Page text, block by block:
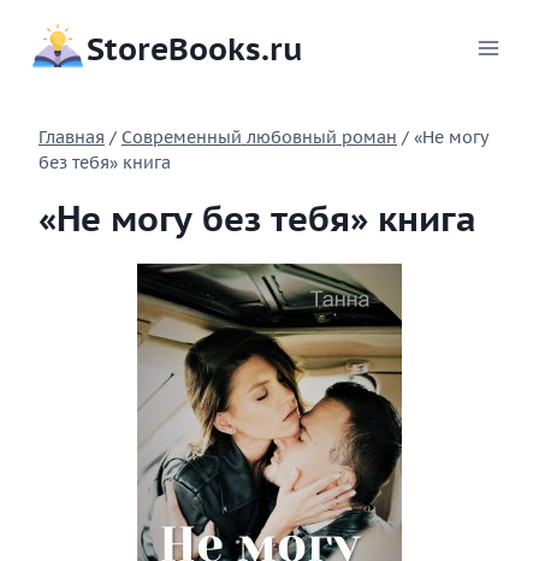
содержимому
StoreBooks.ru
Главная / Современный любовный роман / «Не могу
без тебя» книга
«Не могу без тебя» книга